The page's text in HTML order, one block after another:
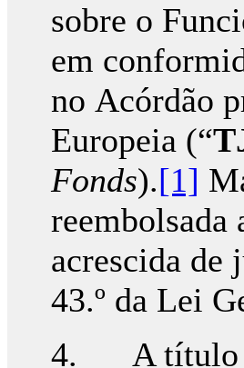
sobre o
em
no Acórdão
Europeia (“
Fonds).[1]
reembolsada
acrescida de
43.º da Lei
4. A título